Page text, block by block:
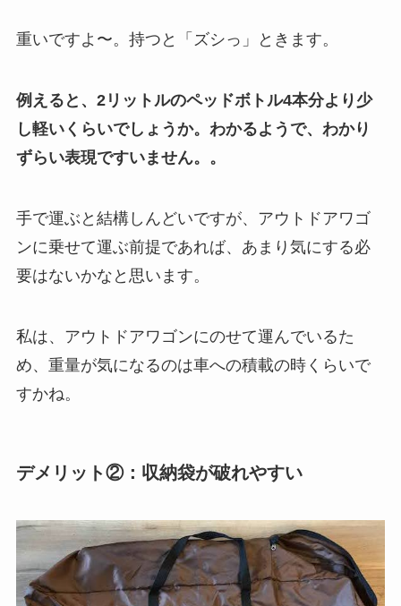
重いですよ〜。持つと「ズシっ」ときます。
例えると、2リットルのペッドボトル4本分より少
し軽いくらいでしょうか。わかるようで、わかり
ずらい表現ですいません。。
手で運ぶと結構しんどいですが、アウトドアワゴ
ンに乗せて運ぶ前提であれば、あまり気にする必
要はないかなと思います。
私は、アウトドアワゴンにのせて運んでいるた
め、重量が気になるのは車への積載の時くらいで
すかね。
デメリット②：収納袋が破れやすい